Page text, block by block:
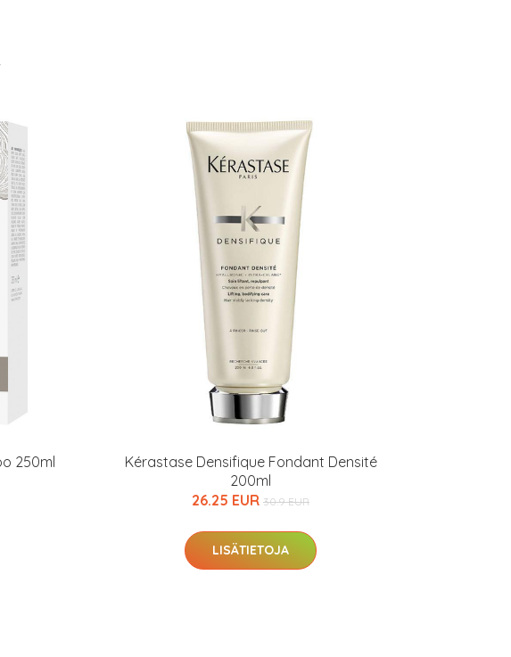
250ml
Kérastase Densifique Fondant Densité
200ml
26.25 EUR 30.9 EUR
LISÄTIETOJA